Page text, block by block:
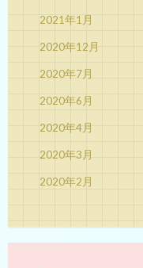
2021年1月
2020年12月
2020年7月
2020年6月
2020年4月
2020年3月
2020年2月